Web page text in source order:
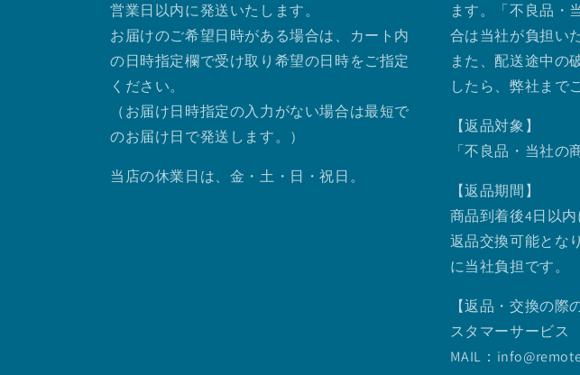
営業日以内に発送いたします。
お届けのご希望日時がある場合は、カート内
の日時指定欄で受け取り希望の日時をご指定
ください。
（お届け日時指定の入力がない場合は最短で
のお届け日で発送します。）
当店の休業日は、金・土・日・祝日。
ます。「不良品・
合は当社が負担い
また、配送途中の
したら、弊社まで
【返品対象】
「不良品・当社の
【返品期間】
商品到着後4日以
返品交換可能とな
に当社負担です。
【返品・交換の際
スタマーサービス
MAIL：